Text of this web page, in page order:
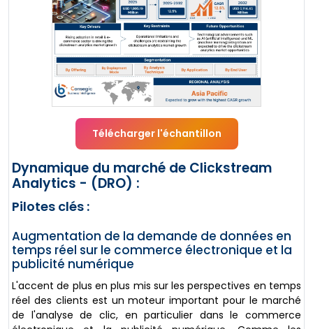
Télécharger l'échantillon
Dynamique du marché de Clickstream
Analytics - (DRO) :
Pilotes clés :
Augmentation de la demande de données en
temps réel sur le commerce électronique et la
publicité numérique
L'accent de plus en plus mis sur les perspectives en temps
réel des clients est un moteur important pour le marché
de l'analyse de clic, en particulier dans le commerce